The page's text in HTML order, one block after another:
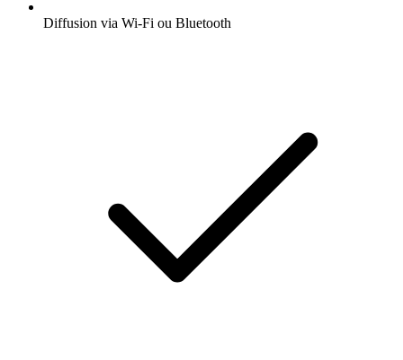
Diffusion via Wi-Fi ou Bluetooth